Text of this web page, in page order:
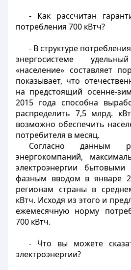
- Как рассчитан
потребления 700 кВтч?
- В структуре
энергосистеме
«население» составляет
показывает, что
на предстоящий осенне-
2015 года способна
распределить 7,5 млрд.
возможно обеспечить
потребителя в месяц.
Согласно данным
энергокомпаний,
электроэнергии
фазным вводом в январе
регионам страны в
кВтч. Исходя из этого и
ежемесячную норму
700 кВтч.
- Что вы можете
электроэнергии?